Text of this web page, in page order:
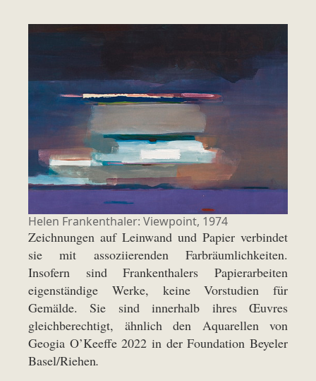
Helen Frankenthaler: Viewpoint, 1974
Zeichnungen auf Leinwand und Papier verbindet
sie mit assoziierenden Farbräumlichkeiten.
Insofern sind Frankenthalers Papierarbeiten
eigenständige Werke, keine Vorstudien für
Gemälde. Sie sind innerhalb ihres Œuvres
gleichberechtigt, ähnlich den Aquarellen von
Geogia O’Keeffe 2022 in der Foundation Beyeler
Basel/Riehen.